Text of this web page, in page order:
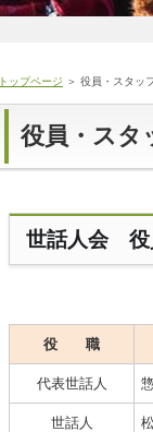
トップページ ＞ 役員・スタッ
役員・スタ
世話人会 役
役 職
代表世話人
世話人